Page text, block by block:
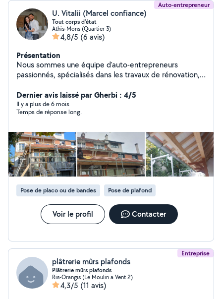
Auto-entrepreneur
U. Vitalii (Marcel confiance)
Tout corps d'état
Athis-Mons (Quartier 3)
4,8/5 (6 avis)
Présentation
Nous sommes une équipe d'auto-entrepreneurs
passionnés, spécialisés dans les travaux de rénovation,
qu'à l'extérieur. Notre savoir-faire s'appuie sur une
grande expérience du métier, un profond respect des
normes françaises et un engagement constant envers la
pour nous une nouvelle œuvre : nous accordons une
attention particulière aux détails, à la solidité des
structures et à l'esthétique du résultat final. Nous
travaillons avec sérieux, ponctualité et passion, en alliant
les techniques traditionnelles aux méthodes modernes,
afin d'offrir un rendu durable, élégant et parfaitement
exécuté. Notre objectif : transformer vos idées en
réalité, avec professionnalisme, confiance et excellence
artisanale.
Dernier avis laissé par Gherbi : 4/5
Il y a plus de 6 mois
Temps de réponse long.
Pose de placo ou de bandes Pose de plafond
Voir le profil Contacter
Entreprise
plâtrerie mûrs plafonds
Plâtrerie mûrs plafonds
Ris-Orangis (Le Moulin a Vent 2)
4,3/5 (11 avis)